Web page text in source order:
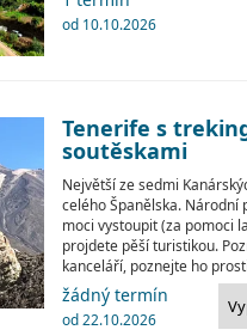
od 10.10.2026
Tenerife s
soutěskami
Největší ze sedmi
celého Španělska. Národní
moci vystoupit (za pomoci
projdete pěší turistikou.
kanceláří, poznejte ho
žádný termín
od 22.10.2026